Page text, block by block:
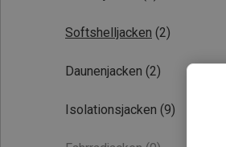
Softshelljacken (2)
Daunenjacken (2)
Isolationsjacken (9)